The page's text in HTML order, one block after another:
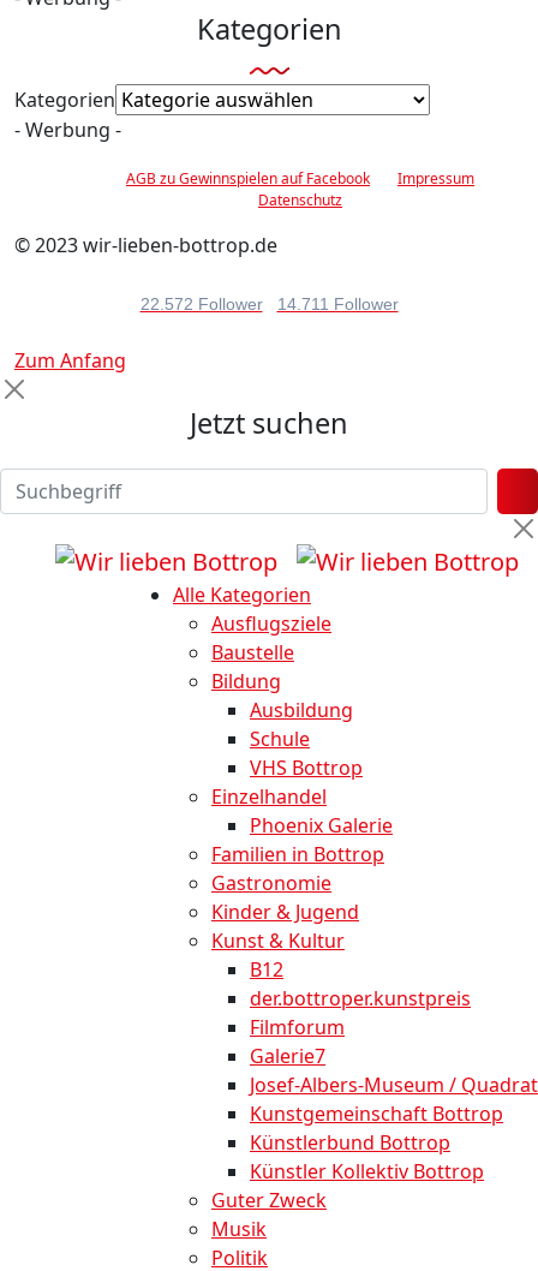
Kategorien
Kategorien
- Werbung -
AGB zu Gewinnspielen auf Facebook
Impressum
Datenschutz
© 2023 wir-lieben-bottrop.de
22.572 Follower 14.711 Follower
Zum Anfang
Jetzt suchen
Alle Kategorien
Ausflugsziele
Baustelle
Bildung
Ausbildung
Schule
VHS Bottrop
Einzelhandel
Phoenix Galerie
Familien in Bottrop
Gastronomie
Kinder & Jugend
Kunst & Kultur
B12
der.bottroper.kunstpreis
Filmforum
Galerie7
Josef-Albers-Museum / Quadrat
Kunstgemeinschaft Bottrop
Künstlerbund Bottrop
Künstler Kollektiv Bottrop
Guter Zweck
Musik
Politik